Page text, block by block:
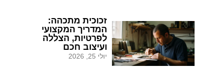
זכוכית מתכהה:
המדריך המקצועי
לפרטיות, הצללה
ועיצוב חכם
יולי 25, 2026